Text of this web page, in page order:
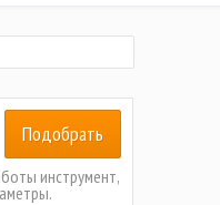
Подобрать
инструмент,